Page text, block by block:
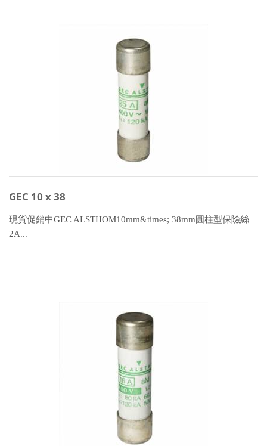
GEC 10 x 38
現貨促銷中GEC ALSTHOM10mm&times; 38mm圓柱型保險絲
2A...